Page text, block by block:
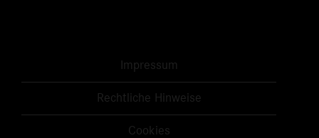
Impressum
Rechtliche Hinweise
Cookies